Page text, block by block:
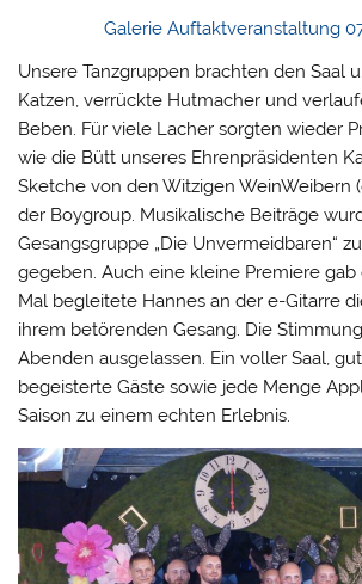
Galerie Auftaktveranstaltung
Unsere Tanzgruppen brachten den Saal
Katzen, verrückte Hutmacher und
Beben. Für viele Lacher sorgten wieder
wie die Bütt unseres Ehrenpräsidenten
Sketche von den Witzigen WeinWeibern
der Boygroup. Musikalische Beiträge
Gesangsgruppe „Die Unvermeidbaren“
gegeben. Auch eine kleine Premiere gab
Mal begleitete Hannes an der e-Gitarre
ihrem betörenden Gesang. Die
Abenden ausgelassen. Ein voller Saal,
begeisterte Gäste sowie jede Menge
Saison zu einem echten Erlebnis.